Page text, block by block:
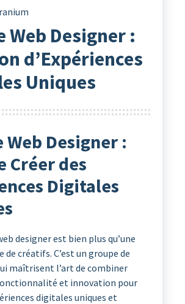
Web Designer :
d’Expériences
Uniques
Web Designer :
Créer des
Digitales
designer est bien plus qu’une
de créatifs. C’est un groupe de
maîtrisent l’art de combiner
et innovation pour
digitales uniques et